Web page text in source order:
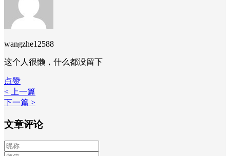
wangzhe12588
这个人很懒，什么都没留下
点赞
< 上一篇
下一篇 >
文章评论